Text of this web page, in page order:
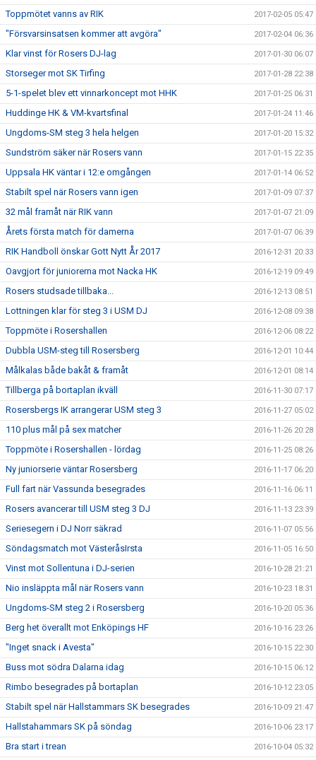
Toppmötet vanns av RIK 2017-02-05 05:47
"Försvarsinsatsen kommer att avgöra" 2017-02-04 06:36
Klar vinst för Rosers DJ-lag 2017-01-30 06:07
Storseger mot SK Tirfing 2017-01-28 22:38
5-1-spelet blev ett vinnarkoncept mot HHK 2017-01-25 06:31
Huddinge HK & VM-kvartsfinal 2017-01-24 11:46
Ungdoms-SM steg 3 hela helgen 2017-01-20 15:32
Sundström säker när Rosers vann 2017-01-15 22:35
Uppsala HK väntar i 12:e omgången 2017-01-14 06:52
Stabilt spel när Rosers vann igen 2017-01-09 07:37
32 mål framåt när RIK vann 2017-01-07 21:09
Årets första match för damerna 2017-01-07 06:39
RIK Handboll önskar Gott Nytt År 2017 2016-12-31 20:33
Oavgjort för juniorerna mot Nacka HK 2016-12-19 09:49
Rosers studsade tillbaka... 2016-12-13 08:51
Lottningen klar för steg 3 i USM DJ 2016-12-08 09:38
Toppmöte i Rosershallen 2016-12-06 08:22
Dubbla USM-steg till Rosersberg 2016-12-01 10:44
Målkalas både bakåt & framåt 2016-12-01 08:14
Tillberga på bortaplan ikväll 2016-11-30 07:17
Rosersbergs IK arrangerar USM steg 3 2016-11-27 05:02
110 plus mål på sex matcher 2016-11-26 20:28
Toppmöte i Rosershallen - lördag 2016-11-25 08:26
Ny juniorserie väntar Rosersberg 2016-11-17 06:20
Full fart när Vassunda besegrades 2016-11-16 06:11
Rosers avancerar till USM steg 3 DJ 2016-11-13 23:39
Seriesegern i DJ Norr säkrad 2016-11-07 05:56
Söndagsmatch mot VästeråsIrsta 2016-11-05 16:50
Vinst mot Sollentuna i DJ-serien 2016-10-28 21:21
Nio insläppta mål när Rosers vann 2016-10-23 18:31
Ungdoms-SM steg 2 i Rosersberg 2016-10-20 05:36
Berg het överallt mot Enköpings HF 2016-10-16 23:26
"Inget snack i Avesta" 2016-10-15 22:30
Buss mot södra Dalarna idag 2016-10-15 06:12
Rimbo besegrades på bortaplan 2016-10-12 23:05
Stabilt spel när Hallstammars SK besegrades 2016-10-09 21:47
Hallstahammars SK på söndag 2016-10-06 23:17
Bra start i trean 2016-10-04 05:32